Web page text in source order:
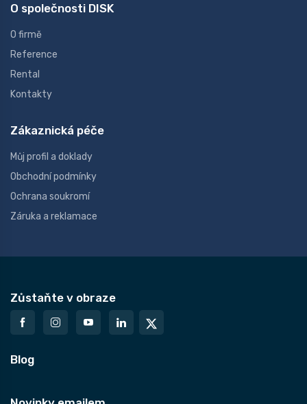
O společnosti DISK
O firmě
Reference
Rental
Kontakty
Zákaznická péče
Můj profil a doklady
Obchodní podmínky
Ochrana soukromí
Záruka a reklamace
Zůstaňte v obraze
Blog